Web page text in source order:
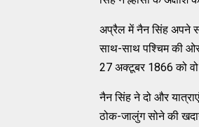
अप्रैल में नैन सिंह अपने
साथ-साथ पश्चिम की
27 अक्टूबर 1866 को वो
नैन सिंह ने दो और
ठोक-जालुंग सोने की